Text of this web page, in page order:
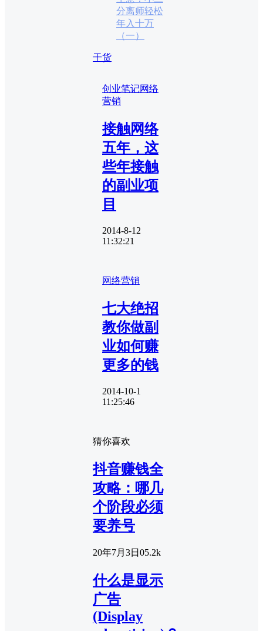
分离师轻松
年入十万
（一）
干货
创业笔记网络
营销
接触网络
五年，这
些年接触
的副业项
目
2014-8-12
11:32:21
网络营销
七大绝招
教你做副
业如何赚
更多的钱
2014-10-1
11:25:46
猜你喜欢
抖音赚钱全
攻略：哪几
个阶段必须
要养号
20年7月3日 05.2k
什么是显示
广告
(Display